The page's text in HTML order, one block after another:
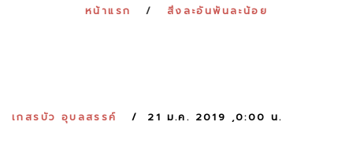
หน้าแรก สิ่งละอันพันละน้อย
เกสรบัว อุบลสรรค์ 21 ม.ค. 2019 ,0:00 น.